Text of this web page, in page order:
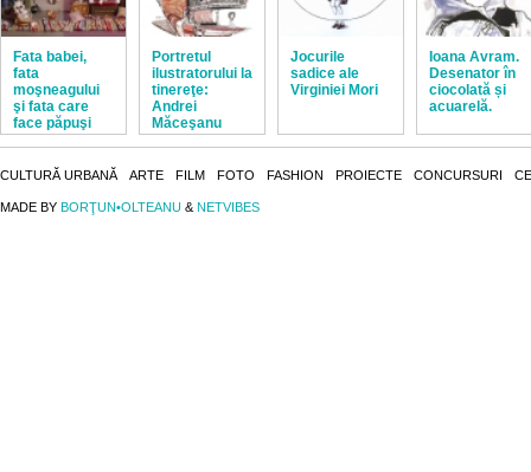
Fata babei,
fata
moşneagului
şi fata care
face păpuşi
Portretul
ilustratorului la
tinereţe:
Andrei
Măceşanu
Jocurile
sadice ale
Virginiei Mori
Ioana Avram.
Desenator în
ciocolată și
acuarelă.
CULTURĂ URBANĂ ARTE FILM FOTO FASHION PROIECTE CONCURSURI
MADE BY BORŢUN•OLTEANU & NETVIBES